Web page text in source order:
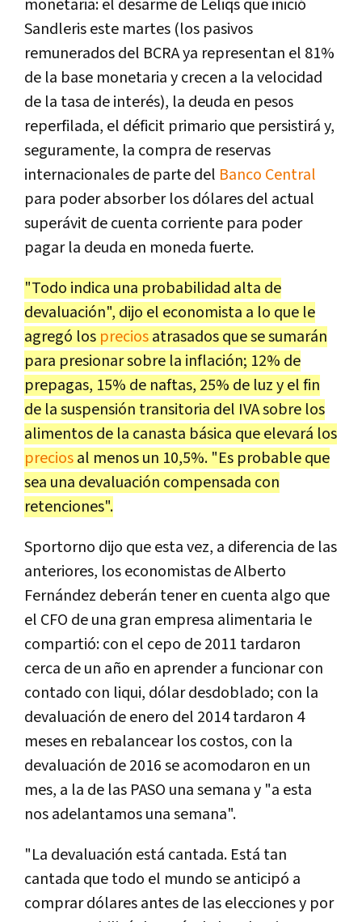
monetaria: el desarme de Leliqs que inició
Sandleris este martes (los pasivos
remunerados del BCRA ya representan el 81%
de la base monetaria y crecen a la velocidad
de la tasa de interés), la deuda en pesos
reperfilada, el déficit primario que persistirá y,
seguramente, la compra de reservas
internacionales de parte del Banco Central
para poder absorber los dólares del actual
superávit de cuenta corriente para poder
pagar la deuda en moneda fuerte.
"Todo indica una probabilidad alta de
devaluación", dijo el economista a lo que le
agregó los preciosatrasados que se sumarán
para presionar sobre la inflación; 12% de
prepagas, 15% de naftas, 25% de luz y el fin
de la suspensión transitoria del IVA sobre los
alimentos de la canasta básica que elevará los
preciosal menos un 10,5%. "Es probable que
sea una devaluación compensada con
retenciones".
Sportorno dijo que esta vez, a diferencia de las
anteriores, los economistas de Alberto
Fernández deberán tener en cuenta algo que
el CFO de una gran empresa alimentaria le
compartió: con el cepo de 2011 tardaron
cerca de un año en aprender a funcionar con
contado con liqui, dólar desdoblado; con la
devaluación de enero del 2014 tardaron 4
meses en rebalancear los costos, con la
devaluación de 2016 se acomodaron en un
mes, a la de las PASO una semana y "a esta
nos adelantamos una semana".
"La devaluación está cantada. Está tan
cantada que todo el mundo se anticipó a
comprar dólares antes de las elecciones y por